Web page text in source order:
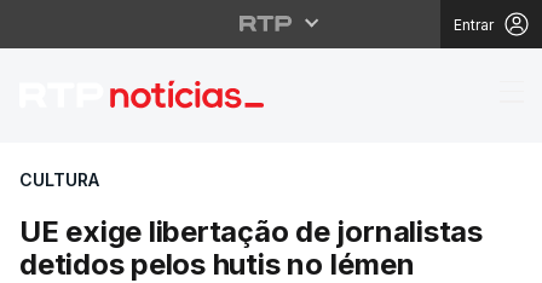
Entrar
UE exige libertação
CULTURA
UE exige libertação de jornalistas
detidos pelos hutis no Iémen